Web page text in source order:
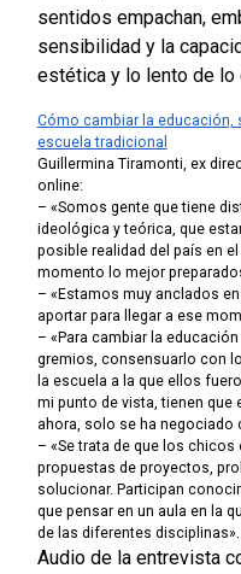
sentidos empachan,
sensibilidad y la
estética y lo lento de lo
Cómo cambiar la educación,
escuela tradicional
Guillermina Tiramonti, ex
online:
– «Somos gente que tiene
ideológica y teórica, que
posible realidad del país en
momento lo mejor
– «Estamos muy anclados
aportar para llegar a ese
– «Para cambiar la
gremios, consensuarlo con
la escuela a la que ellos
mi punto de vista, tienen
ahora, solo se ha negociado
– «Se trata de que los chicos
propuestas de proyectos,
solucionar. Participan
que pensar en un aula en la
de las diferentes disciplinas».
Audio de la entrevista